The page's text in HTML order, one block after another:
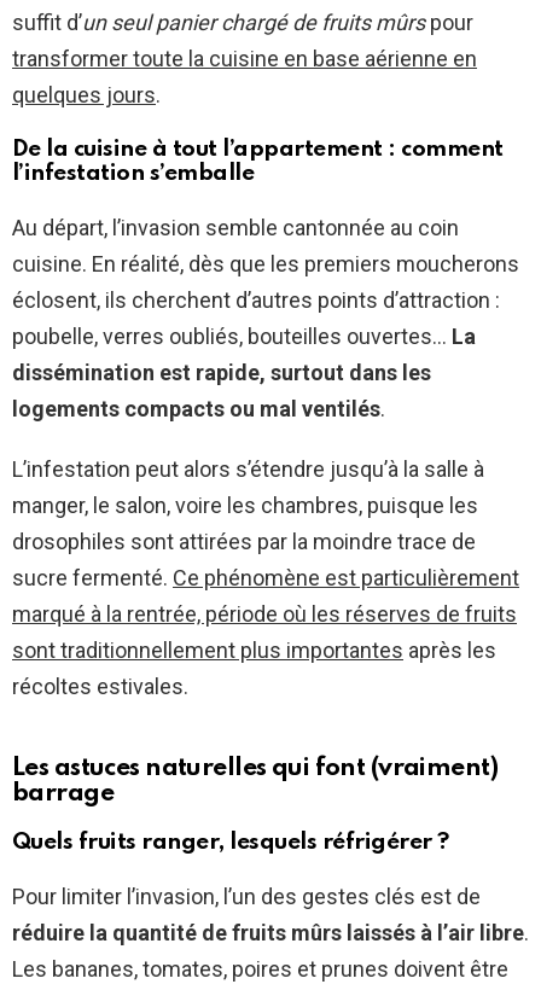
suffit d’un seul panier chargé de fruits mûrspour
transformer toute la cuisine en base aérienne en
quelques jours.
De la cuisine à tout l’appartement : comment
l’infestation s’emballe
Au départ, l’invasion semble cantonnée au coin
cuisine. En réalité, dès que les premiers moucherons
éclosent, ils cherchent d’autres points d’attraction :
poubelle, verres oubliés, bouteilles ouvertes… La
dissémination est rapide, surtout dans les
logements compacts ou mal ventilés.
L’infestation peut alors s’étendre jusqu’à la salle à
manger, le salon, voire les chambres, puisque les
drosophiles sont attirées par la moindre trace de
sucre fermenté. Ce phénomène est particulièrement
marqué à la rentrée, période où les réserves de fruits
sont traditionnellement plus importantes après les
récoltes estivales.
Les astuces naturelles qui font (vraiment)
barrage
Quels fruits ranger, lesquels réfrigérer ?
Pour limiter l’invasion, l’un des gestes clés est de
réduire la quantité de fruits mûrs laissés à l’air libre.
Les bananes, tomates, poires et prunes doivent être